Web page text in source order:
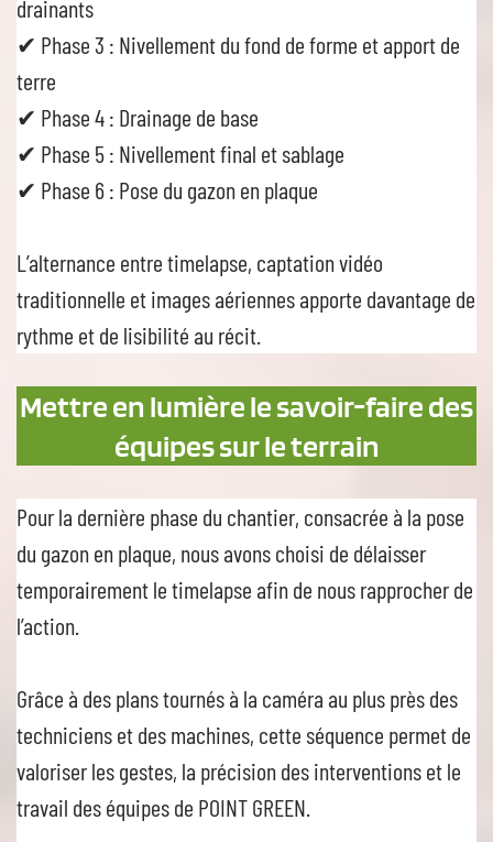
drainants
✔ Phase 3 : Nivellement du fond de forme et apport de
terre
✔ Phase 4 : Drainage de base
✔ Phase 5 : Nivellement final et sablage
✔ Phase 6 : Pose du gazon en plaque
L’alternance entre timelapse, captation vidéo
traditionnelle et images aériennes apporte davantage de
rythme et de lisibilité au récit.
Mettre en lumière le savoir-faire des
équipes sur le terrain
Pour la dernière phase du chantier, consacrée à la pose
du gazon en plaque, nous avons choisi de délaisser
temporairement le timelapse afin de nous rapprocher de
l’action.
Grâce à des plans tournés à la caméra au plus près des
techniciens et des machines, cette séquence permet de
valoriser les gestes, la précision des interventions et le
travail des équipes de POINT GREEN.